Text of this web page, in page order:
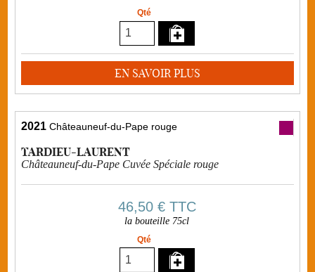
Qté
EN SAVOIR PLUS
2021 Châteauneuf-du-Pape rouge
TARDIEU-LAURENT
Châteauneuf-du-Pape Cuvée Spéciale rouge
46,50 €TTC
la bouteille 75cl
Qté